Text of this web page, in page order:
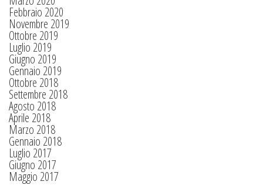
Febbraio 2020
Novembre 2019
Ottobre 2019
Luglio 2019
Giugno 2019
Gennaio 2019
Ottobre 2018
Settembre 2018
Agosto 2018
Aprile 2018
Marzo 2018
Gennaio 2018
Luglio 2017
Giugno 2017
Maggio 2017